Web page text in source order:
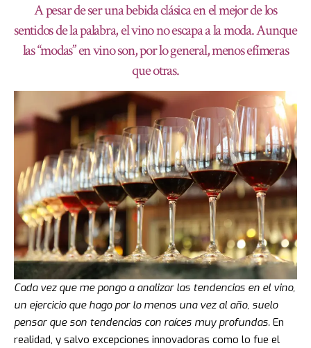
A pesar de ser una bebida clásica en el mejor de los
sentidos de la palabra, el vino no escapa a la moda. Aunque
las “modas” en vino son, por lo general, menos efímeras
que otras.
Cada vez que me pongo a analizar las tendencias en el vino,
un ejercicio que hago por lo menos una vez al año, suelo
pensar que son tendencias con raíces muy profundas. En
realidad, y salvo excepciones innovadoras como lo fue el